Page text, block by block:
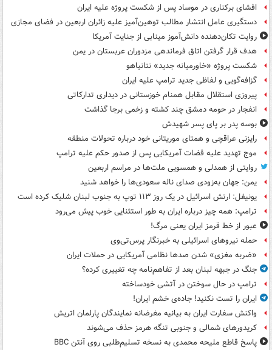
افشای برکناری در موساد پس از شکست پروژه علیه ایران
دستگیری عامل انتشار مطالب توهین‌آمیز علیه زائران اربعین در فضای مجازی
روایت تکان‌دهنده دانش‌آموز مینابی از جنایت آمریکا
هدف قرار گرفتن اتاق‌ فرماندهی مزدوران عربستان در یمن
شکست پروژه «خاورمیانه جدید» نتانیاهو
گزافه‌گویی و لفاظی جدید ترامپ علیه ایران
پیروزی استقلال مقابل همنام خوزستانی در دیداری تدارکاتی
انفجار در حومه دمشق چند کشته و زخمی برجا گذاشت
بوسه‌ پدر بر پای پسر شهیدش
رایزنی عراقچی و همتای موریتانی خود درباره تحولات منطقه
موج تهدید علیه قضات آمریکایی پس از صدور حکم علیه ترامپ
روایتی از همدلی و همسویی ملت‌ها در مراسم اربعین
یمن: جهان به‌زودی صدای ناله سعودی‌ها را خواهد شنید
یونیفل: ارتش اسرائیل در یک روز ۱۱۳ توپ به جنوب لبنان شلیک کرده است
ترامپ: همه چیز درباره ایران به طور استثنایی خوب پیش می‌رود
عبور از خط قرمز ایران یعنی مرگ!
حمله نیروهای اسرائیلی به خبرنگار پرس‌تی‌وی
«ضربه مغزی» شدن صدها نظامی آمریکایی در حملات ایران
جنگ در جبهه لبنان بعد از تفاهم‌نامه چه تغییری کرده؟
ترامپ در حال سوختن در آتشی خودساخته
ایران را تست نکنید! جاده‌ی خشم ایران!
واکنش سفارت ایران به بیانیه مغرضانه نمایندگان پارلمان اتریش
کریدورهای شمالی و جنوبی تنگه هرمز حذف می‌شوند
پاسخ قاطع ملیحه محمدی به نسخه تسلیم‌طلبی روی آنتن BBC